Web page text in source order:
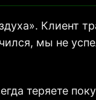
Клиент
мы не
теряете